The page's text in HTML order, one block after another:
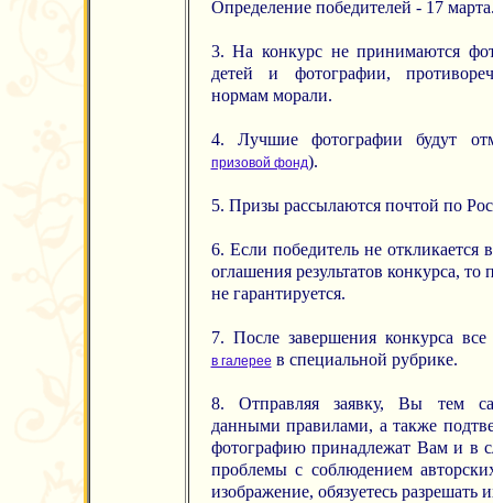
Определение победителей - 17
3. На конкурс не принимаются
детей и фотографии,
нормам морали.
4. Лучшие фотографии будут
призовой фонд).
5. Призы рассылаются почтой по
6. Если победитель не откликается
оглашения результатов конкурса, то
не гарантируется.
7. После завершения конкурса
в галерее в специальной рубрике.
8. Отправляя заявку, Вы тем
данными правилами, а также
фотографию принадлежат Вам и в
проблемы с соблюдением
изображение, обязуетесь разрешать